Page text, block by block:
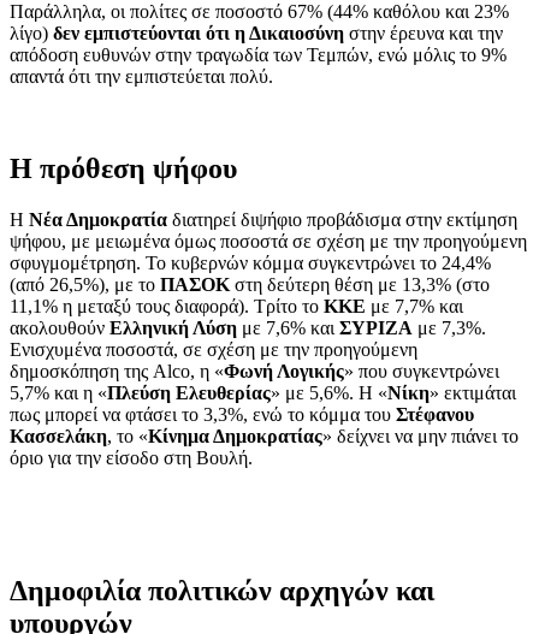
Παράλληλα, οι πολίτες σε ποσοστό 67% (44% καθόλου και 23%
λίγο) δεν εμπιστεύονται ότι η Δικαιοσύνη στην έρευνα και την
απόδοση ευθυνών στην τραγωδία των Τεμπών, ενώ μόλις το 9%
απαντά ότι την εμπιστεύεται πολύ.
Η πρόθεση ψήφου
Η Νέα Δημοκρατία διατηρεί διψήφιο προβάδισμα στην εκτίμηση
ψήφου, με μειωμένα όμως ποσοστά σε σχέση με την προηγούμενη
σφυγμομέτρηση. Το κυβερνών κόμμα συγκεντρώνει το 24,4%
(από 26,5%), με το ΠΑΣΟΚ στη δεύτερη θέση με 13,3% (στο
11,1% η μεταξύ τους διαφορά). Τρίτο το ΚΚΕ με 7,7% και
ακολουθούν Ελληνική Λύση με 7,6% και ΣΥΡΙΖΑ με 7,3%.
Ενισχυμένα ποσοστά, σε σχέση με την προηγούμενη
δημοσκόπηση της Alco, η «Φωνή Λογικής» που συγκεντρώνει
5,7% και η «Πλεύση Ελευθερίας» με 5,6%. Η «Νίκη» εκτιμάται
πως μπορεί να φτάσει το 3,3%, ενώ το κόμμα του Στέφανου
Κασσελάκη, το «Κίνημα Δημοκρατίας» δείχνει να μην πιάνει το
όριο για την είσοδο στη Βουλή.
Δημοφιλία πολιτικών αρχηγών και
υπουργών